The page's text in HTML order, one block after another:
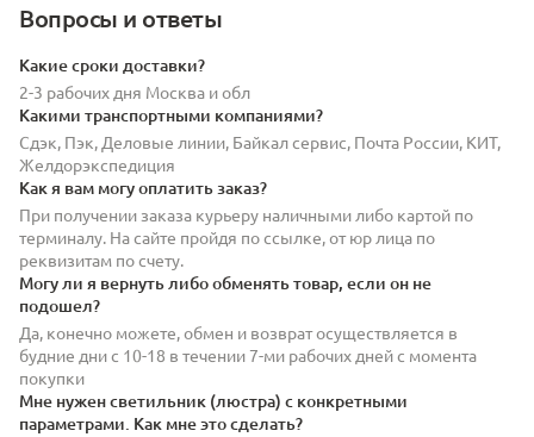
Вопросы и ответы
Какие сроки доставки?
2-3 рабочих дня Москва и обл
Какими транспортными компаниями?
Сдэк, Пэк, Деловые линии, Байкал сервис, Почта России, КИТ,
Желдорэкспедиция
Как я вам могу оплатить заказ?
При получении заказа курьеру наличными либо картой по
терминалу. На сайте пройдя по ссылке, от юр лица по
реквизитам по счету.
Могу ли я вернуть либо обменять товар, если он не
подошел?
Да, конечно можете, обмен и возврат осуществляется в
будние дни с 10-18 в течении 7-ми рабочих дней с момента
покупки
Мне нужен светильник (люстра) с конкретными
параметрами. Как мне это сделать?